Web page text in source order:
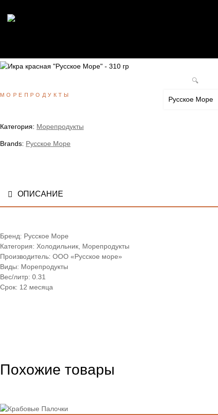
🔍
Русское Море
МОРЕПРОДУКТЫ
Категория: Морепродукты
Brands: Русское Море
ОПИСАНИЕ
Бренд: Русское Море
Категория: Холодильник, Морепродукты
Производитель: ООО «Русское море»
Виды: Морепродукты
Вес/литр: 0.31
Срок: 12 месяца
Похожие товары